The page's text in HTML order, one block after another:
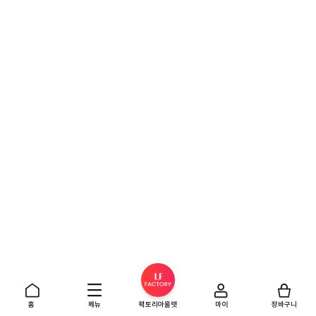
홈 메뉴 팩토리아울렛 마이 장바구니